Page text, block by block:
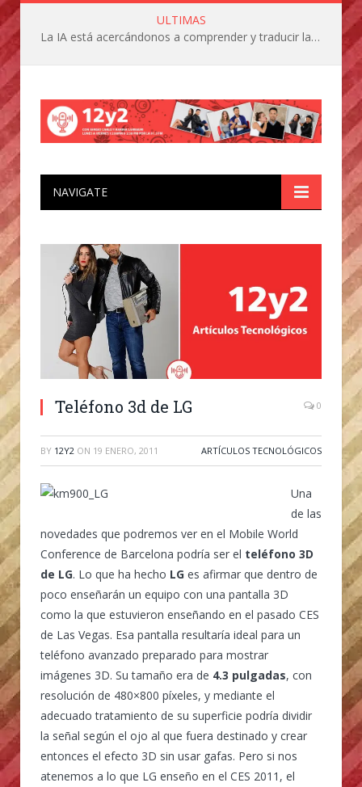
ULTIMAS
La IA está acercándonos a comprender y traducir las vocalizaciones y comportamientos de nuestras mascotas
NAVIGATE
Teléfono 3d de LG 0
BY 12Y2 ON 19 ENERO, 2011 ARTÍCULOS TECNOLÓGICOS
Una
de las
novedades que podremos ver en el Mobile World
Conference de Barcelona podría ser el teléfono 3D
de LG. Lo que ha hecho LG es afirmar que dentro de
poco enseñarán un equipo con una pantalla 3D
como la que estuvieron enseñando en el pasado CES
de Las Vegas. Esa pantalla resultaría ideal para un
teléfono avanzado preparado para mostrar
imágenes 3D. Su tamaño era de 4.3 pulgadas, con
resolución de 480×800 píxeles, y mediante el
adecuado tratamiento de su superficie podría dividir
la señal según el ojo al que fuera destinado y crear
entonces el efecto 3D sin usar gafas. Pero si nos
atenemos a lo que LG enseño en el CES 2011, el